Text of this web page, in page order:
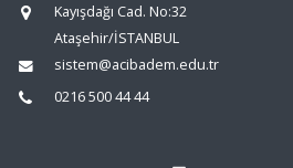
Kayışdağı Cad. No:32
Ataşehir/İSTANBUL
sistem@acibadem.edu.tr
0216 500 44 44